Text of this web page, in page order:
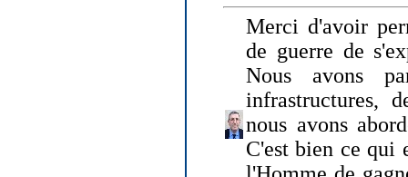
Merci d'avoir
de guerre de
Nous avons
infrastructures,
nous avons
C'est bien ce qui